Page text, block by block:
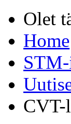
Olet
Home
CVT-